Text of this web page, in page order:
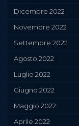
Dicembre 2022
Novembre 2022
Settembre 2022
Agosto 2022
Luglio 2022
Giugno 2022
Maggio 2022
Aprile 2022